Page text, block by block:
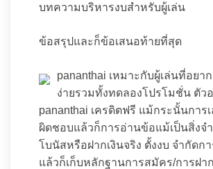
บทความบริหารงบสำหรับผู้เล่น
ข้อสรุปและก็ข้อเสนอท้ายที่สุด
pananthai เหมาะกับผู้เล่นที่อยา
ง่ายรวมทั้งทดลองโปรโมชั่น ตัว
pananthai เครดิตฟรี แม้กระนั้นการ
ผิดชอบแล้วก็การอ่านข้อแม้เป็นสิ่งจ
โบนัสหรือฝากเงินจริง ตั้งงบ จำกัดก
แล้วก็เก็บหลักฐานการสมัคร/การฝา